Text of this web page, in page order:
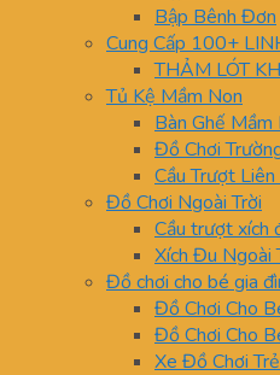
Bập Bênh Đơn
Cung Cấp 100+
THẢM LÓT
Tủ Kệ Mầm Non
Bàn Ghế Mầm
Đồ Chơi
Cầu Trượt
Đồ Chơi Ngoài Trời
Cầu trượt xích
Xích Đu Ngoài
Đồ chơi cho bé gia
Đồ Chơi Cho
Đồ Chơi Cho
Xe Đồ Chơi